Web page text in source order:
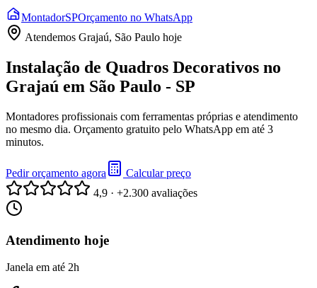
MontadorSPOrçamento no WhatsApp
Atendemos Grajaú, São Paulo hoje
Instalação de Quadros Decorativos no
Grajaú em São Paulo - SP
Montadores profissionais com ferramentas próprias e atendimento
no mesmo dia. Orçamento gratuito pelo WhatsApp em até 3
minutos.
Pedir orçamento agora
Calcular preço
4,9 · +2.300 avaliações
Atendimento hoje
Janela em até 2h